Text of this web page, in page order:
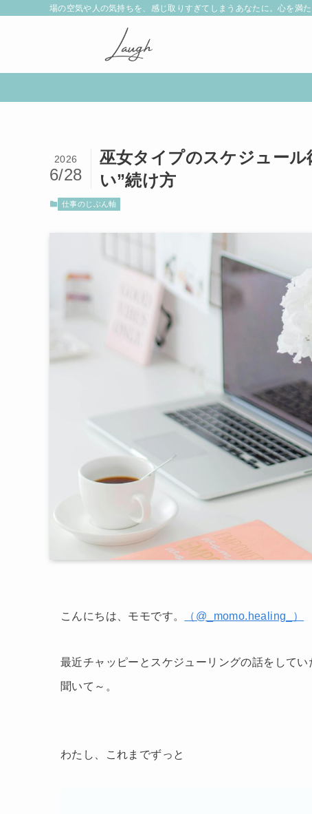
場の空気や人の気持ちを、感じ取りすぎてしまうあなたに。心を満た
巫女タイプのスケジュー
い”続け方
2026
6/28
仕事のじぶん軸
こんにちは、モモです。 （@_momo.healing_）
最近チャッピーとスケジューリングの話をして
聞いて～。
わたし、これまでずっと